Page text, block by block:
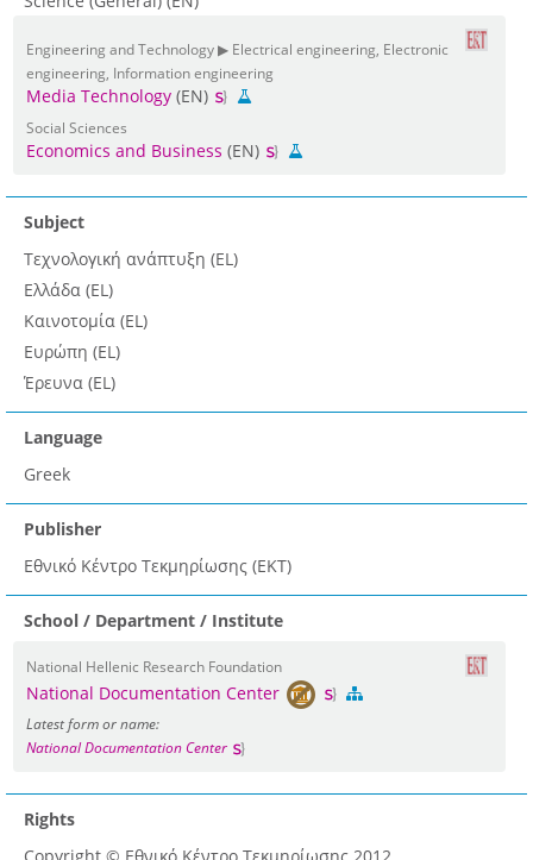
Engineering and Technology ▶ Electrical engineering, Electronic
engineering, Information engineering
Media Technology (EN)
Social Sciences
Economics and Business (EN)
Subject
Τεχνολογική ανάπτυξη (EL)
Ελλάδα (EL)
Καινοτομία (EL)
Ευρώπη (EL)
Έρευνα (EL)
Language
Greek
Publisher
Εθνικό Κέντρο Τεκμηρίωσης (ΕΚΤ)
School / Department / Institute
National Hellenic Research Foundation
National Documentation Center
Latest form or name:
National Documentation Center
Rights